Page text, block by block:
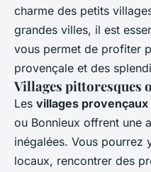
charme des petits
grandes villes, il est
vous permet de profiter
provençale et des
Villages pittoresques
Les villages provençaux
ou Bonnieux offrent une
inégalées. Vous pourrez
locaux, rencontrer des